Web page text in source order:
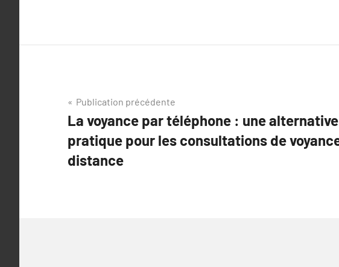
Navigation
de
l’article
Publication précédente
La voyance par téléphone : une alternative
pratique pour les consultations de
distance